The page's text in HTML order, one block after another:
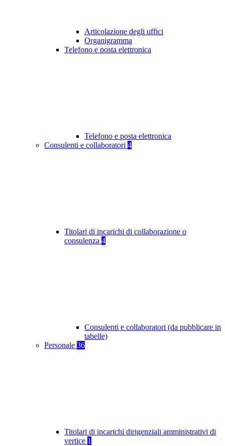
Articolazione degli uffici
Organigramma
Telefono e posta elettronica
Telefono e posta elettronica
Consulenti e collaboratori 4
Titolari di incarichi di collaborazione o
consulenza 4
Consulenti e collaboratori (da pubblicare in
tabelle)
Personale 36
Titolari di incarichi dirigenziali amministrativi di
vertice 1